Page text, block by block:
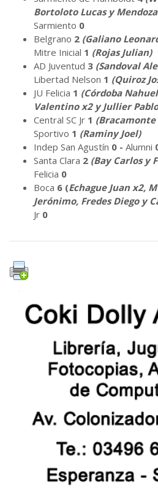
Bortoloto Lucas y
Sarmiento 0
Belgrano 2 (Galiano
Mitre Inicial 1 (Rojas Julian)
AD Juventud 3 (Sandoval
Libertad Nelson 1 (Quiroz
JU Felicia 1 (Córdoba
Valentino x2 y Jullier
Central SC Jr 1
Sportivo 1 (Raminy Joel)
Indep San Agustín 0 - Alumni
Santa Clara 2 (Bay Carlos y
Felicia 0
Boca 6 (Echague Juan x2,
Jerónimo, Fredes Diego y
Jr 0